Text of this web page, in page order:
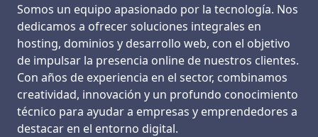
Somos un equipo apasionado por la tecnología. Nos
dedicamos a ofrecer soluciones integrales en
hosting, dominios y desarrollo web, con el objetivo
de impulsar la presencia online de nuestros clientes.
Con años de experiencia en el sector, combinamos
creatividad, innovación y un profundo conocimiento
técnico para ayudar a empresas y emprendedores a
destacar en el entorno digital.